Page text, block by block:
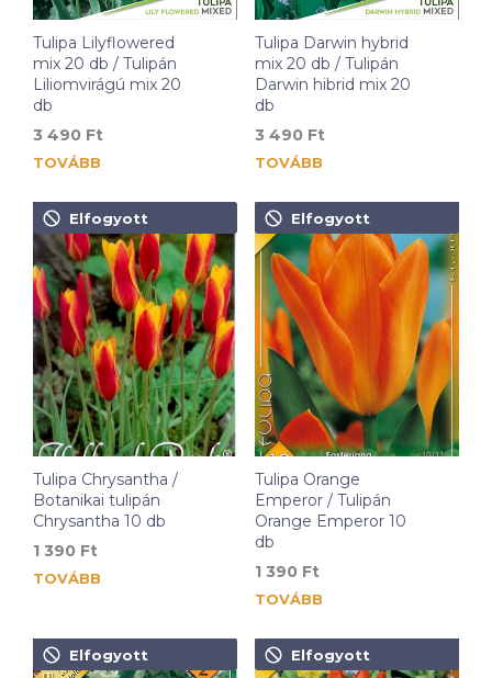
Tulipa Lilyflowered
mix 20 db / Tulipán
Liliomvirágú mix 20
db
3 490 Ft
TOVÁBB
Tulipa Darwin hybrid
mix 20 db / Tulipán
Darwin hibrid mix 20
db
3 490 Ft
TOVÁBB
Tulipa Chrysantha /
Botanikai tulipán
Chrysantha 10 db
1 390 Ft
Elfogyott
TOVÁBB
Tulipa Orange
Emperor / Tulipán
Orange Emperor 10
db
1 390 Ft
Elfogyott
TOVÁBB
Elfogyott Elfogyott